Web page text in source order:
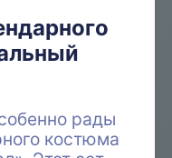
рады
костюма